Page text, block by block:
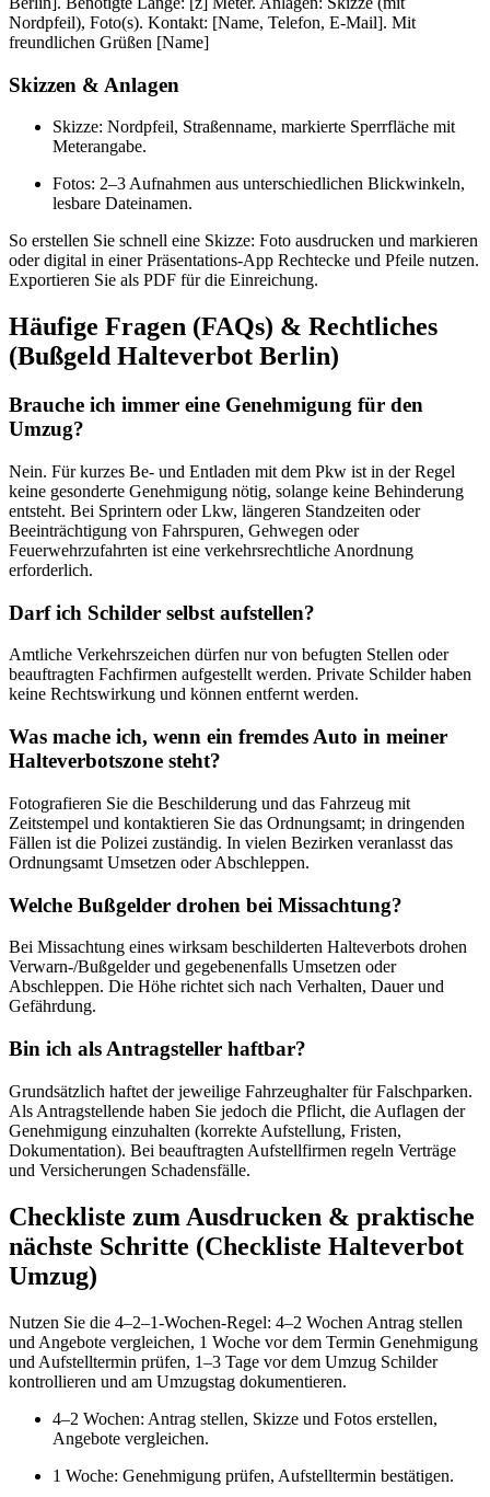
Nordpfeil), Foto(s). Kontakt: [Name, Telefon, E‑Mail]. Mit
freundlichen Grüßen [Name]
Skizzen & Anlagen
Skizze: Nordpfeil, Straßenname, markierte Sperrfläche mit
Meterangabe.
Fotos: 2–3 Aufnahmen aus unterschiedlichen Blickwinkeln,
lesbare Dateinamen.
So erstellen Sie schnell eine Skizze: Foto ausdrucken und markieren
oder digital in einer Präsentations-App Rechtecke und Pfeile nutzen.
Exportieren Sie als PDF für die Einreichung.
Häufige Fragen (FAQs) & Rechtliches
(Bußgeld Halteverbot Berlin)
Brauche ich immer eine Genehmigung für den
Umzug?
Nein. Für kurzes Be- und Entladen mit dem Pkw ist in der Regel
keine gesonderte Genehmigung nötig, solange keine Behinderung
entsteht. Bei Sprintern oder Lkw, längeren Standzeiten oder
Beeinträchtigung von Fahrspuren, Gehwegen oder
Feuerwehrzufahrten ist eine verkehrsrechtliche Anordnung
erforderlich.
Darf ich Schilder selbst aufstellen?
Amtliche Verkehrszeichen dürfen nur von befugten Stellen oder
beauftragten Fachfirmen aufgestellt werden. Private Schilder haben
keine Rechtswirkung und können entfernt werden.
Was mache ich, wenn ein fremdes Auto in meiner
Halteverbotszone steht?
Fotografieren Sie die Beschilderung und das Fahrzeug mit
Zeitstempel und kontaktieren Sie das Ordnungsamt; in dringenden
Fällen ist die Polizei zuständig. In vielen Bezirken veranlasst das
Ordnungsamt Umsetzen oder Abschleppen.
Welche Bußgelder drohen bei Missachtung?
Bei Missachtung eines wirksam beschilderten Halteverbots drohen
Verwarn‑/Bußgelder und gegebenenfalls Umsetzen oder
Abschleppen. Die Höhe richtet sich nach Verhalten, Dauer und
Gefährdung.
Bin ich als Antragsteller haftbar?
Grundsätzlich haftet der jeweilige Fahrzeughalter für Falschparken.
Als Antragstellende haben Sie jedoch die Pflicht, die Auflagen der
Genehmigung einzuhalten (korrekte Aufstellung, Fristen,
Dokumentation). Bei beauftragten Aufstellfirmen regeln Verträge
und Versicherungen Schadensfälle.
Checkliste zum Ausdrucken & praktische
nächste Schritte (Checkliste Halteverbot
Umzug)
Nutzen Sie die 4–2–1‑Wochen‑Regel: 4–2 Wochen Antrag stellen
und Angebote vergleichen, 1 Woche vor dem Termin Genehmigung
und Aufstelltermin prüfen, 1–3 Tage vor dem Umzug Schilder
kontrollieren und am Umzugstag dokumentieren.
4–2 Wochen: Antrag stellen, Skizze und Fotos erstellen,
Angebote vergleichen.
1 Woche: Genehmigung prüfen, Aufstelltermin bestätigen.